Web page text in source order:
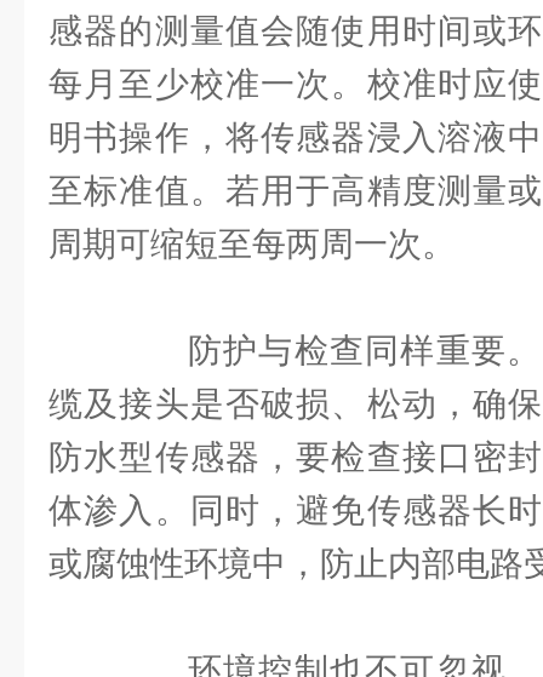
感器的测量值会随使用时间或
每月至少校准一次。校准时应
明书操作，将传感器浸入溶液
至标准值。若用于高精度测量
周期可缩短至每两周一次。
防护与检查同样重要。
缆及接头是否破损、松动，确
防水型传感器，要检查接口密
体渗入。同时，避免传感器长
或腐蚀性环境中，防止内部电路